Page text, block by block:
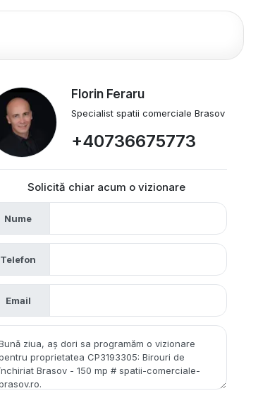
Florin Feraru
Specialist spatii comerciale Brasov
+40736675773
Solicită chiar acum o vizionare
Nume
Telefon
Email